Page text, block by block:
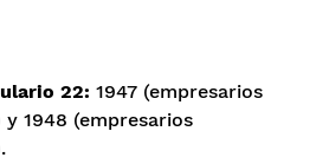
22: 1947 (empresarios
y 1948 (empresarios